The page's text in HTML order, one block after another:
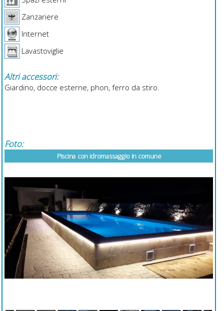
Zanzariere
Internet
Lavastoviglie
Altri accessori:
Giardino, docce esterne, phon, ferro da stiro.
Foto:
Piscina con idromassaggio in comune